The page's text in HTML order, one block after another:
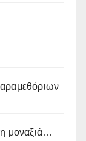
η μοναξιά…